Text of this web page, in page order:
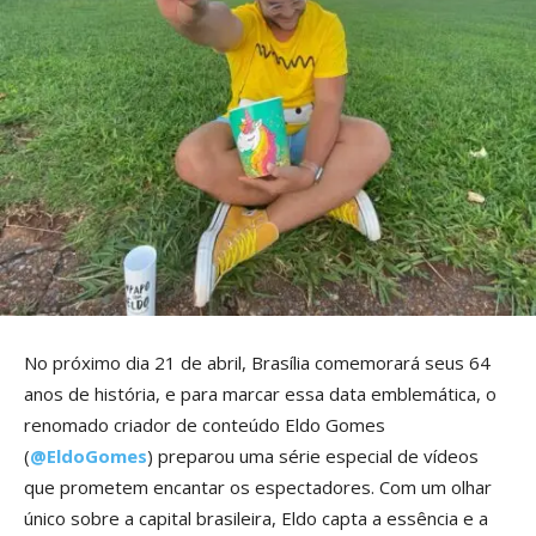
No próximo dia 21 de abril, Brasília comemorará seus 64
anos de história, e para marcar essa data emblemática, o
renomado criador de conteúdo Eldo Gomes
(@EldoGomes) preparou uma série especial de vídeos
que prometem encantar os espectadores. Com um olhar
único sobre a capital brasileira, Eldo capta a essência e a